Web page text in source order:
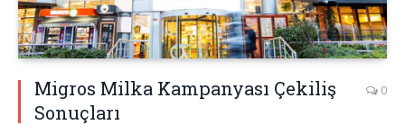
Migros Milka Kampanyası Çekiliş
Sonuçları
0